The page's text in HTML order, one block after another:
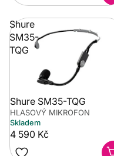
Shure
SM35-
TQG
Shure SM35-TQG
HLASOVÝ MIKROFON
Skladem
4 590 Kč